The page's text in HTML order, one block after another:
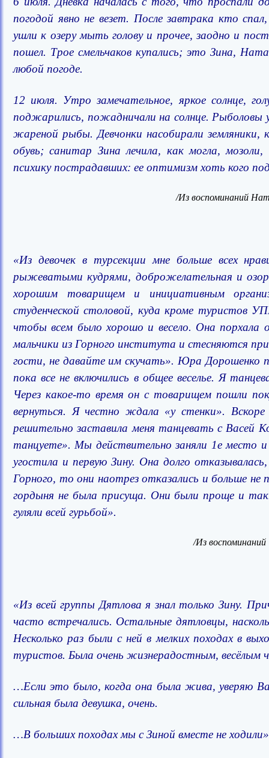
погодой явно не везет. После завтрака кто
ушли к озеру мыть голову и прочее, заодно и
пошел. Трое смельчаков купались; это Зина,
любой погоде.
12 июля. Утро замечательное, яркое солнце,
поджарились, пожадничали на солнце. Рыболовы
жареной рыбы. Девчонки насобирали земляники,
обувь; санитар Зина лечила, как могла,
психику пострадавших: ее оптимизм хоть кого
/Из воспоминаний
«Из девочек в турсекции мне больше всех
рыжеватыми кудрями, доброжелательная и
хорошим товарищем и инициативным
студенческой столовой, куда кроме туристов
чтобы всем было хорошо и весело. Она порхала
мальчики из Горного института и стесняются
гости, не давайте им скучать». Юра Дорошенко
пока все не включились в общее веселье. Я
Через какое-то время он с товарищем пошли
вернуться. Я честно ждала «у стенки».
решительно заставила меня танцевать с Васей
танцуете». Мы действительно заняли 1е место
угостила и первую Зину. Она долго
Горного, то они наотрез отказались и больше
гордыня не была присуща. Они были проще и
гуляли всей гурьбой».
/Из
«Из всей группы Дятлова я знал только Зину.
часто встречались. Остальные дятловцы,
Несколько раз были с ней в мелких походах в
туристов. Была очень жизнерадостным, весёлым
…Если это было, когда она была жива, уверяю
сильная была девушка, очень.
…В больших походах мы с Зиной вместе не